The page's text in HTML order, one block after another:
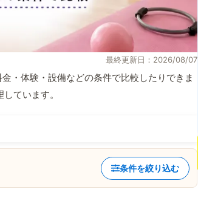
最終更新日：2026/08/07
・体験・設備などの条件で比較したりできま
ています。
条件を絞り込む